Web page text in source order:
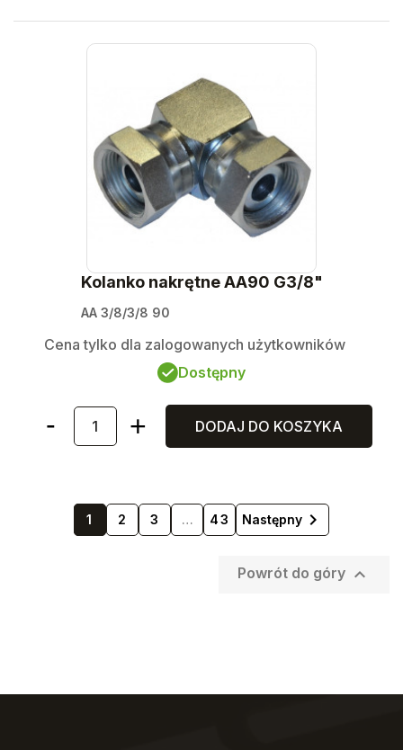
Kolanko nakrętne AA90 G3/8"
AA 3/8/3/8 90
Cena tylko dla zalogowanych użytkowników
Dostępny
DODAJ DO KOSZYKA
1 2 3 … 43 Następny
Powrót do góry 